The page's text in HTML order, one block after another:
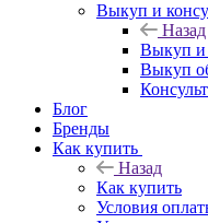
Выкуп и
Назад
Выкуп и
Выкуп
Блог
Бренды
Как купить
Назад
Как купить
Условия